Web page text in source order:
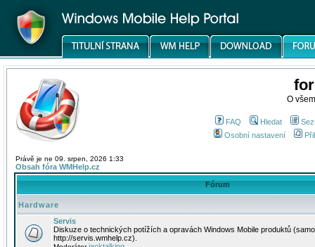
O
FAQ Hledat
Osobní nastavení
Právě je ne 09. srpen, 2026 1:33
Obsah fóra WMHelp.cz
Fórum
Hardware
Servis
Diskuze o technických potížích a opravách Windows Mobile produktů
http://servis.wmhelp.cz).